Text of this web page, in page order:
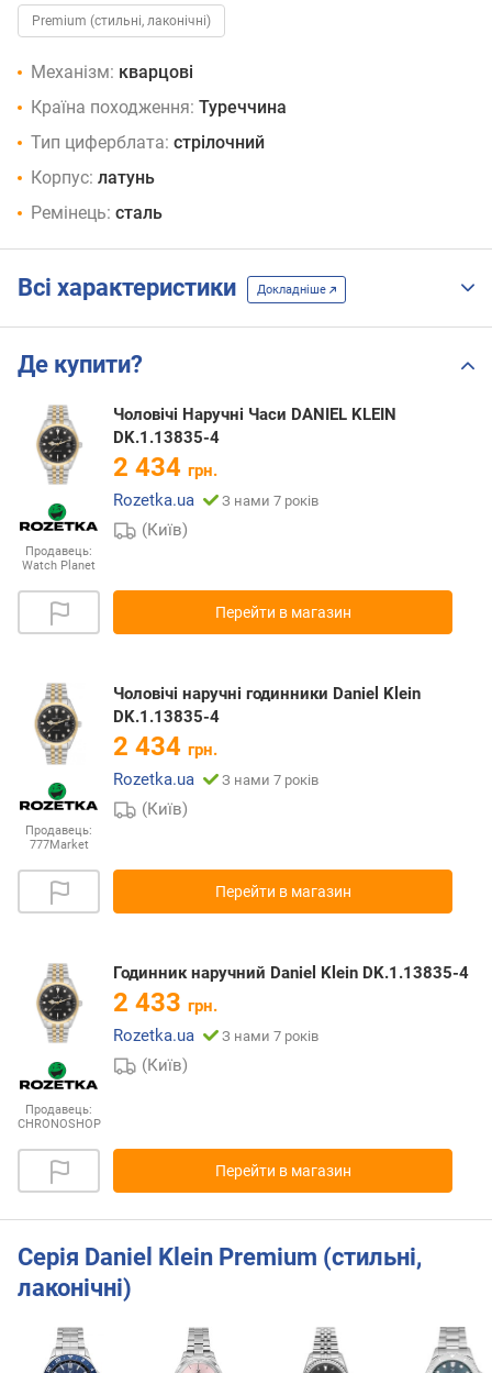
Premium (стильні, лаконічні)
Механізм: кварцові
Країна походження: Туреччина
Тип циферблата: стрілочний
Корпус: латунь
Ремінець: сталь
Всі характеристики Докладніше
Де купити?
Продавець:
Watch Planet
Чоловічі Наручні Часи DANIEL KLEIN
DK.1.13835-4
2 434 грн.
Rozetka.ua
З нами 7 років
(Київ)
Перейти в магазин
Продавець:
777Market
Чоловічі наручні годинники Daniel Klein
DK.1.13835-4
2 434 грн.
Rozetka.ua
З нами 7 років
(Київ)
Перейти в магазин
Продавець:
CHRONOSHOP
Годинник наручний Daniel Klein DK.1.13835-4
2 433 грн.
Rozetka.ua
З нами 7 років
(Київ)
Перейти в магазин
Серія Daniel Klein Premium (стильні,
лаконічні)